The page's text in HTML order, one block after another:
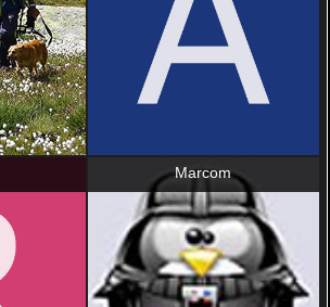
Marcom